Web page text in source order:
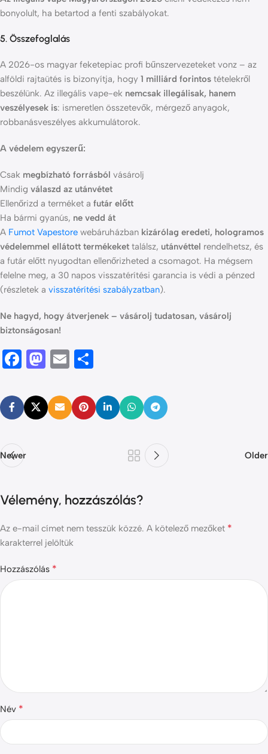
bonyolult, ha betartod a fenti szabályokat.
5. Összefoglalás
A 2026-os magyar feketepiac profi bűnszervezeteket vonz – az
alföldi rajtaütés is bizonyítja, hogy 1 milliárd forintos tételekről
beszélünk. Az illegális vape-ek nemcsak illegálisak, hanem
veszélyesek is: ismeretlen összetevők, mérgező anyagok,
robbanásveszélyes akkumulátorok.
A védelem egyszerű:
Csak megbízható forrásból vásárolj
Mindig válaszd az utánvétet
Ellenőrizd a terméket a futár előtt
Ha bármi gyanús, ne vedd át
A Fumot Vapestore webáruházban kizárólag eredeti, hologramos
védelemmel ellátott termékeket találsz, utánvéttel rendelhetsz, és
a futár előtt nyugodtan ellenőrizheted a csomagot. Ha mégsem
felelne meg, a 30 napos visszatérítési garancia is védi a pénzed
(részletek a visszatérítési szabályzatban).
Ne hagyd, hogy átverjenek – vásárolj tudatosan, vásárolj
biztonságosan!
Facebook
Mastodon
Email
Newer Older
Vélemény, hozzászólás?
Az e-mail címet nem tesszük közzé. A kötelező mezőket *
karakterrel jelöltük
Hozzászólás *
Név *